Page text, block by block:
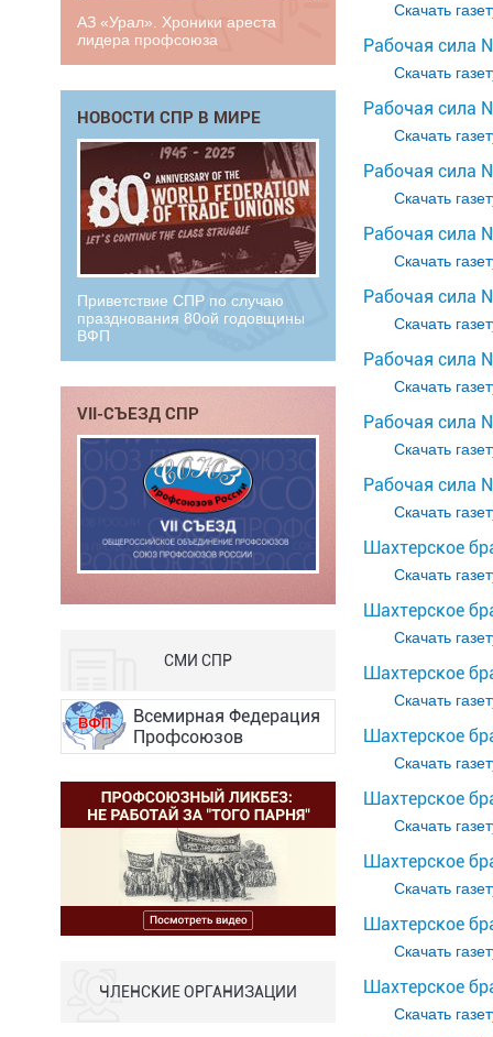
АЗ «Урал». Хроники ареста
лидера профсоюза
НОВОСТИ СПР В МИРЕ
Приветствие СПР по случаю
празднования 80ой годовщины
ВФП
VII-СЪЕЗД СПР
СМИ СПР
Всемирная Федерация
Профсоюзов
ЧЛЕНСКИЕ ОРГАНИЗАЦИИ
Скачать
Рабочая сила
Скачать
Рабочая сила
Скачать
Рабочая сила
Скачать
Рабочая сила
Скачать
Рабочая сила
Скачать
Рабочая сила
Скачать
Рабочая сила
Скачать
Рабочая сила
Скачать
Шахтерское
Скачать
Шахтерское
Скачать
Шахтерское
Скачать
Шахтерское
Скачать
Шахтерское
Скачать
Шахтерское
Скачать
Шахтерское
Скачать
Шахтерское
Скачать